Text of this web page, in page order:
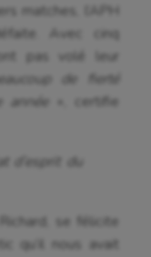
matches, l’APH
Avec cinq
pas volé leur
de fierté
année », certifie
d’esprit du
se félicite
qu’il nous avait